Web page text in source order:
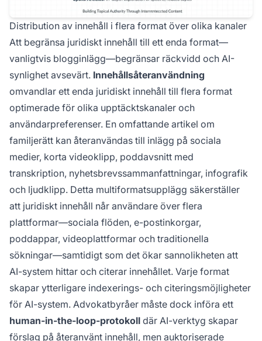
Distribution av innehåll i flera format över olika kanaler
Att begränsa juridiskt innehåll till ett enda format—
vanligtvis blogginlägg—begränsar räckvidd och AI-
synlighet avsevärt. Innehållsåteranvändning
omvandlar ett enda juridiskt innehåll till flera format
optimerade för olika upptäcktskanaler och
användarpreferenser. En omfattande artikel om
familjerätt kan återanvändas till inlägg på sociala
medier, korta videoklipp, poddavsnitt med
transkription, nyhetsbrevssammanfattningar, infografik
och ljudklipp. Detta multiformatsupplägg säkerställer
att juridiskt innehåll når användare över flera
plattformar—sociala flöden, e-postinkorgar,
poddappar, videoplattformar och traditionella
sökningar—samtidigt som det ökar sannolikheten att
AI-system hittar och citerar innehållet. Varje format
skapar ytterligare indexerings- och citeringsmöjligheter
för AI-system. Advokatbyråer måste dock införa ett
human-in-the-loop-protokoll där AI-verktyg skapar
förslag på återanvänt innehåll, men auktoriserade